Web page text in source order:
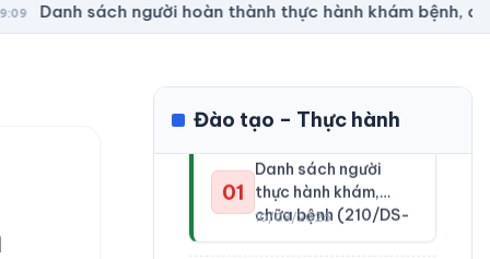
sách người hoàn thành thực hành khám bệnh, chữa
Đào tạo – Thực hành
01
thực hành khám,
chữa bệnh (210/DS-
BVCTĐT)
10/03/2026